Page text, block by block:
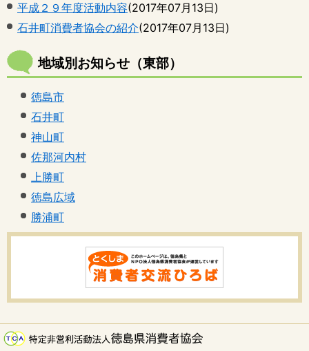
平成２９年度活動内容(2017年07月13日)
石井町消費者協会の紹介(2017年07月13日)
地域別お知らせ（東部）
徳島市
石井町
神山町
佐那河内村
上勝町
徳島広域
勝浦町